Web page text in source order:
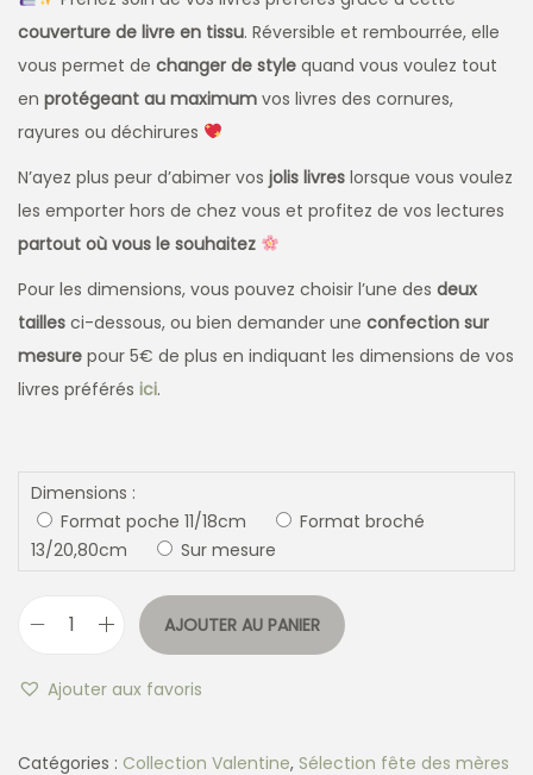
couverture de livre en tissu. Réversible et rembourrée, elle
vous permet de changer de style quand vous voulez tout
en protégeant au maximum vos livres des cornures,
rayures ou déchirures
N’ayez plus peur d’abimer vos jolis livres lorsque vous voulez
les emporter hors de chez vous et profitez de vos lectures
partout où vous le souhaitez
Pour les dimensions, vous pouvez choisir l’une des deux
tailles ci-dessous, ou bien demander une confection sur
mesure pour 5€ de plus en indiquant les dimensions de vos
livres préférés ici.
Dimensions :
Format poche 11/18cm
Format broché
13/20,80cm
Sur mesure
AJOUTER AU PANIER
Ajouter aux favoris
Catégories : Collection Valentine, Sélection fête des mères